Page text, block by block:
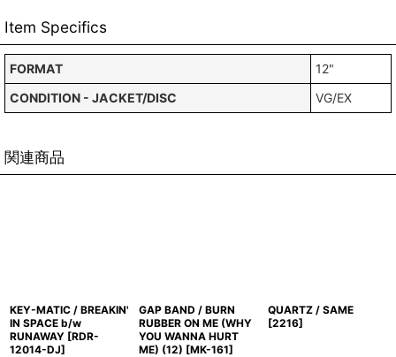
Item Specifics
FORMAT
12"
CONDITION - JACKET/DISC
VG/EX
関連商品
KEY-MATIC / BREAKIN'
IN SPACE b/w
RUNAWAY [RDR-
12014-DJ]
GAP BAND / BURN
RUBBER ON ME (WHY
YOU WANNA HURT
ME) (12) [MK-161]
QUARTZ / SAME
[2216]